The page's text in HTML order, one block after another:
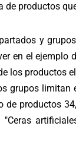
de productos
y
en el ejemplo
los productos
grupos limitan
productos